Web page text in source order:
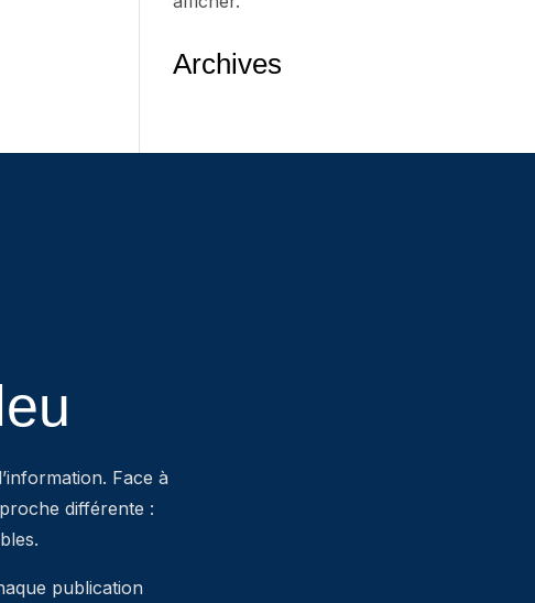
Archives
Face à
différente :
publication